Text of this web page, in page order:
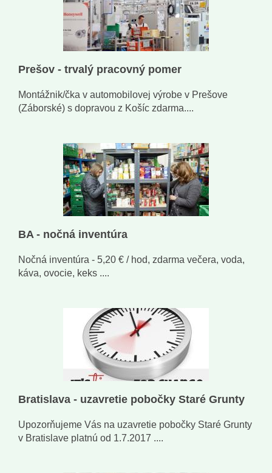
Prešov - trvalý pracovný pomer
Montážnik/čka v automobilovej výrobe v Prešove
(Záborské) s dopravou z Košíc zdarma....
BA - nočná inventúra
Nočná inventúra - 5,20 € / hod, zdarma večera, voda,
káva, ovocie, keks ....
Bratislava - uzavretie pobočky Staré Grunty
Upozorňujeme Vás na uzavretie pobočky Staré Grunty
v Bratislave platnú od 1.7.2017 ....